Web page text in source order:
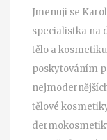
Jmenuji se
specialistka na
tělo a
poskytováním
tělové